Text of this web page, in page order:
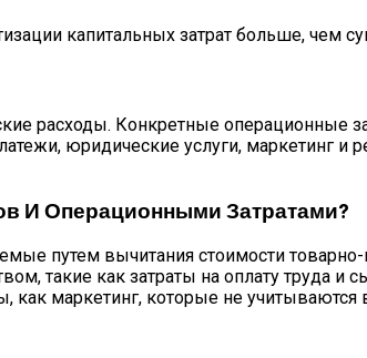
капитальных затрат больше, чем
расходы. Конкретные операционные
юридические услуги, маркетинг и
И Операционными Затратами?
путем вычитания стоимости
такие как затраты на оплату труда и
маркетинг, которые не учитываются